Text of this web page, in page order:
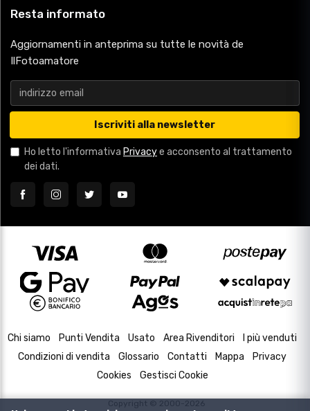
Resta informato
Aggiornamenti in anteprima su tutte le novità de
IlFotoamatore
Iscriviti alla newsletter
Ho letto l'informativa Privacye acconsento al trattamento
dei dati.
Chi siamo Punti Vendita Usato Area Rivenditori
I più venduti
Condizioni di vendita
Glossario Contatti Mappa
Privacy
Cookies
Gestisci Cookie
Copyright © 2000-2026